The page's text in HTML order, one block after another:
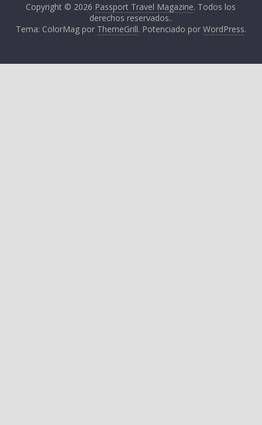
Copyright © 2026 Passport Travel Magazine. Todos los
derechos reservados..
Tema: ColorMag por ThemeGrill. Potenciado por WordPress.